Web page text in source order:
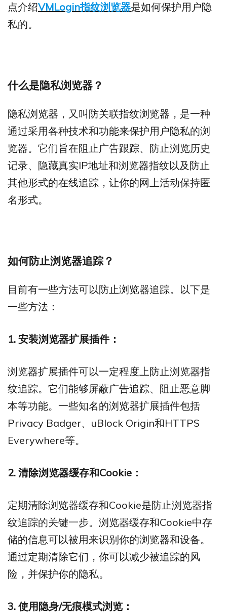
点介绍VMLogin指纹浏览器是如何保护用户隐
私的。
什么是隐私浏览器？
隐私浏览器，又叫防关联指纹浏览器，是一种
通过采用各种技术和功能来保护用户隐私的浏
览器。它们旨在阻止广告跟踪、防止浏览历史
记录、隐藏真实IP地址和浏览器指纹以及防止
其他形式的在线追踪，让你的网上活动保持匿
名形式。
如何防止浏览器追踪？
目前有一些方法可以防止浏览器追踪。以下是
一些方法：
1. 安装浏览器扩展插件：
浏览器扩展插件可以一定程度上防止浏览器指
纹追踪。它们能够屏蔽广告追踪、阻止恶意脚
本等功能。一些知名的浏览器扩展插件包括
Privacy Badger、uBlock Origin和HTTPS
Everywhere等。
2. 清除浏览器缓存和Cookie：
定期清除浏览器缓存和Cookie是防止浏览器指
纹追踪的关键一步。浏览器缓存和Cookie中存
储的信息可以被用来识别你的浏览器和设备。
通过定期清除它们，你可以减少被追踪的风
险，并保护你的隐私。
3. 使用隐身/无痕模式浏览：